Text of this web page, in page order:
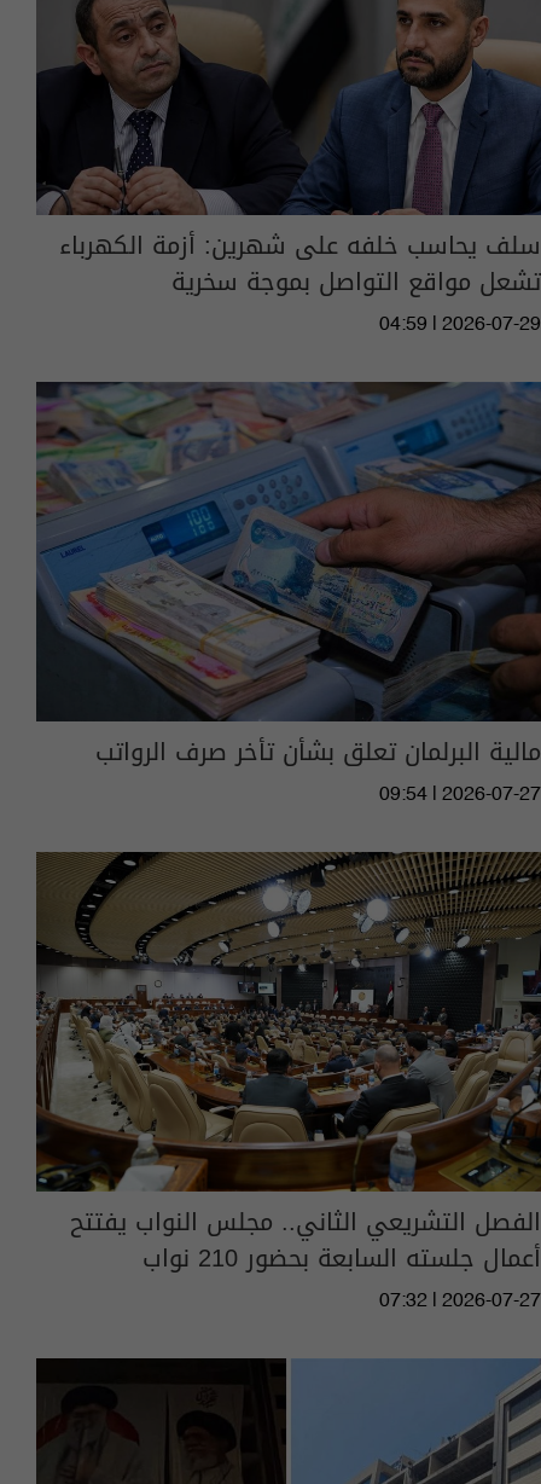
سلف يحاسب خلفه على شهرين: أزمة الكهرباء
تشعل مواقع التواصل بموجة سخرية
04:59 | 2026-07-29
مالية البرلمان تعلق بشأن تأخر صرف الرواتب
09:54 | 2026-07-27
الفصل التشريعي الثاني.. مجلس النواب يفتتح
أعمال جلسته السابعة بحضور 210 نواب
07:32 | 2026-07-27